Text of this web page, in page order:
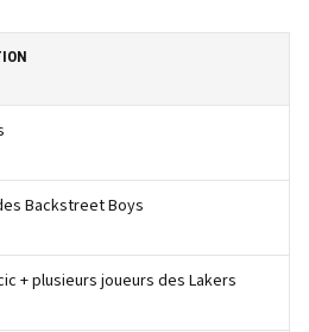
Backstreet Boys
+ plusieurs joueurs des Lakers